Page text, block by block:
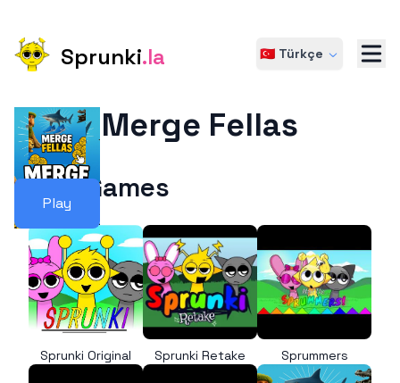
Sprunki.la 🇹🇷 Türkçe
Play
Merge Fellas
More Games
Sprunki Original Sprunki Retake Sprummers